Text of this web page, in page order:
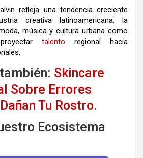
refleja una tendencia creciente
creativa latinoamericana: la
música y cultura urbana como
talento regional hacia
Skincare
Sobre Errores
Tu Rostro.
Ecosistema